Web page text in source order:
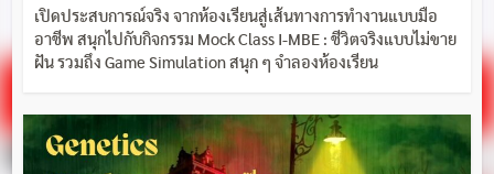
เปิดประสบการณ์จริง จากห้องเรียนสู่เส้นทางการทำงานแบบมือ
อาชีพ สนุกไปกับกิจกรรม Mock Class I-MBE : ชีวิตจริงแบบไม่ขาย
ฝัน รวมถึง Game Simulation สนุก ๆ จำลองห้องเรียน